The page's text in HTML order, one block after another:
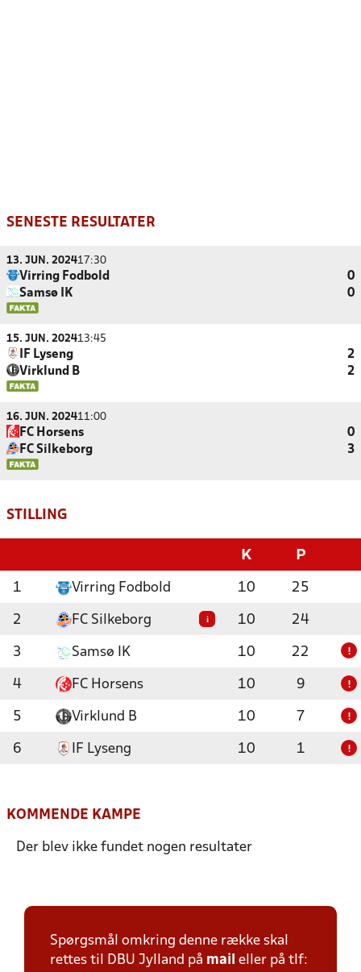
SENESTE RESULTATER
13. JUN. 202417:30
Virring Fodbold
0
Samsø IK
0
15. JUN. 202413:45
IF Lyseng
2
Virklund B
2
16. JUN. 202411:00
FC Horsens
0
FC Silkeborg
3
STILLING
K P
1 Virring Fodbold 10 25
2 FC Silkeborg i 10 24
3 Samsø IK 10 22 !
4 FC Horsens 10 9 !
5 Virklund B 10 7 !
6 IF Lyseng 10 1 !
KOMMENDE KAMPE
Der blev ikke fundet nogen resultater
Spørgsmål omkring denne række skal
rettes til DBU Jylland på mail eller på tlf: